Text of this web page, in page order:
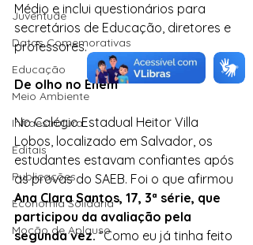
Juventude
Datas Comemorativas
Educação
Meio Ambiente
Infraestrutura
Editais
Publicações
Economia Solidária
Moção de Aplauso
Médio e inclui questionários para
secretários de Educação, diretores e
professores.
De olho no Enem
No Colégio Estadual Heitor Villa
Lobos, localizado em Salvador, os
estudantes estavam confiantes após
as provas do SAEB. Foi o que afirmou
Ana Clara Santos, 17, 3ª série, que
participou da avaliação pela
segunda vez. “Como eu já tinha feito